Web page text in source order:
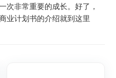
次非常重要的成长。好了，
业计划书的介绍就到这里